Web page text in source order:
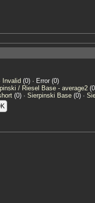
Invalid (0) · Error (0)
/ Riesel Base - average2
(0) · Sierpinski Base(0) ·